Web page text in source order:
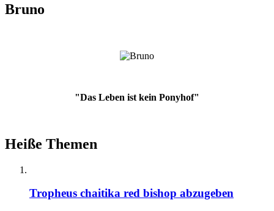
Bruno
"Das Leben ist kein Ponyhof"
Heiße Themen
Tropheus chaitika red bishop abzugeben